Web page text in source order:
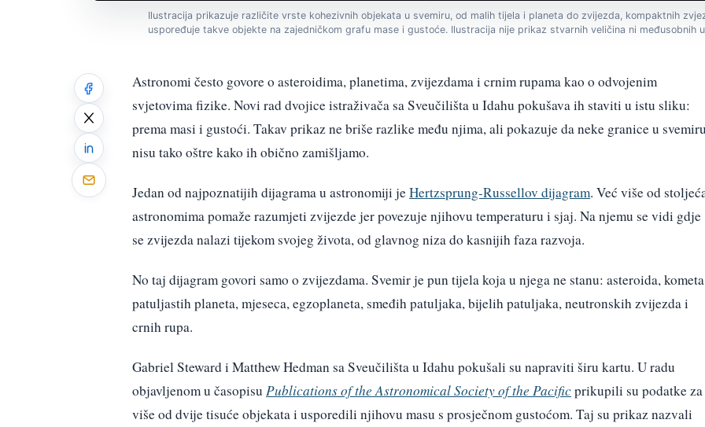
Ilustracija prikazuje različite vrste kohezivnih objekata u svemiru, od malih tijela i planeta do zvijezda, kompaktnih
uspoređuje takve objekte na zajedničkom grafu mase i gustoće. Ilustracija nije prikaz stvarnih veličina ni međusobnih
Astronomi često govore o asteroidima, planetima, zvijezdama i crnim rupama kao o odvojenim
svjetovima fizike. Novi rad dvojice istraživača sa Sveučilišta u Idahu pokušava ih staviti u istu sliku:
prema masi i gustoći. Takav prikaz ne briše razlike među njima, ali pokazuje da neke granice u
nisu tako oštre kako ih obično zamišljamo.
Jedan od najpoznatijih dijagrama u astronomiji jeHertzsprung-Russellov dijagram. Već više od
astronomima pomaže razumjeti zvijezde jer povezuje njihovu temperaturu i sjaj. Na njemu se vidi gdje
se zvijezda nalazi tijekom svojeg života, od glavnog niza do kasnijih faza razvoja.
No taj dijagram govori samo o zvijezdama. Svemir je pun tijela koja u njega ne stanu: asteroida,
patuljastih planeta, mjeseca, egzoplaneta, smeđih patuljaka, bijelih patuljaka, neutronskih zvijezda i
crnih rupa.
Gabriel Steward i Matthew Hedman sa Sveučilišta u Idahu pokušali su napraviti širu kartu. U radu
objavljenom u časopisu Publications of the Astronomical Society of the Pacificprikupili su podatke za
više od dvije tisuće objekata i usporedili njihovu masu s prosječnom gustoćom. Taj su prikaz nazvali